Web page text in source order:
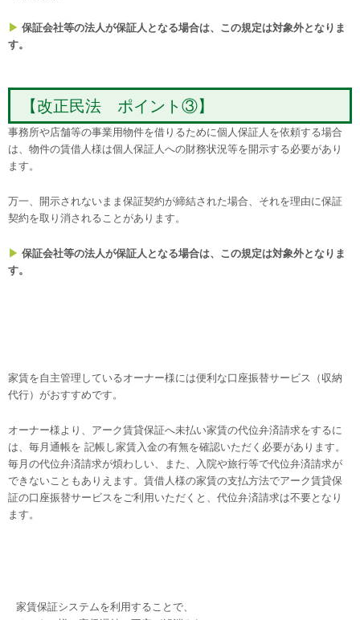
▶ 保証会社等の法人が保証人となる場合は、この規定は対象外となりま
す。
【改正民法 ポイント③】
事務所や店舗等の事業用物件を借りるために個人保証人を依頼する場合
は、物件の賃借人様は個人保証人への財務状況等を開示する必要があり
ます。
万一、開示されないまま保証契約が締結された場合、それを理由に保証
契約を取り消されることがあります。
▶ 保証会社等の法人が保証人となる場合は、この規定は対象外となりま
す。
家賃を自主管理しているオーナー様には便利な口座振替サービス（収納
代行）がおすすめです。
オーナー様より、アーク賃貸保証へ未払い家賃の代位弁済請求をするに
は、毎月通帳を 記帳し家賃入金の有無を確認いただく必要があります。
毎月の代位弁済請求が煩わしい、また、入院や旅行等で代位弁済請求が
できないこともありえます。賃借人様の家賃の支払方法でアーク賃貸保
証の口座振替サービスをご利用いただくと、代位弁済請求は不要となり
ます。
家賃保証システムを利用することで、